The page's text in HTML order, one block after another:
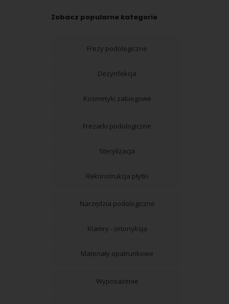
Zobacz popularne kategorie
Frezy podologiczne
Dezynfekcja
Kosmetyki zabiegowe
Frezarki podologiczne
Sterylizacja
Rekonstrukcja płytki
Narzędzia podologiczne
Klamry - ortonyksja
Materiały opatrunkowe
Wyposażenie